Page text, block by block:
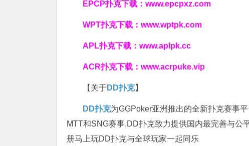
EPCP扑克下载： www.epcpxz.com
WPT扑克下载： www.wptpk.com
APL扑克下载： www.aplpk.cc
ACR扑克下载： www.acrpuke.vip
【关于DD扑克】
DD扑克为GGPoker亚洲推出的全新扑克赛事
MTT和SNG赛事,DD扑克致力提供国内最完善与公
册马上玩DD扑克与全球玩家一起同乐